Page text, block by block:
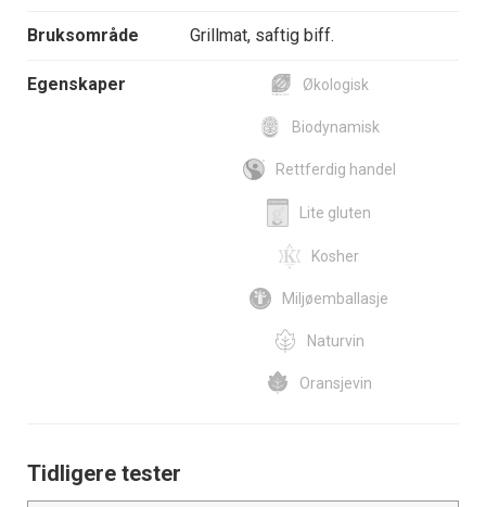
Bruksområde Grillmat, saftig biff.
Egenskaper Økologisk
Biodynamisk
Rettferdig handel
Lite gluten
Kosher
Miljøemballasje
Naturvin
Oransjevin
Tidligere tester